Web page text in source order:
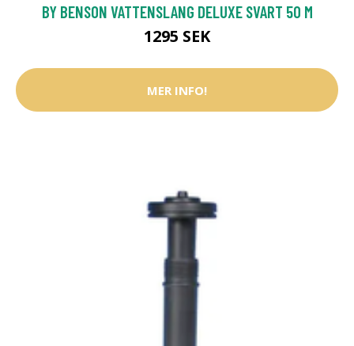
BY BENSON VATTENSLANG DELUXE SVART 50 M
1295 SEK
MER INFO!